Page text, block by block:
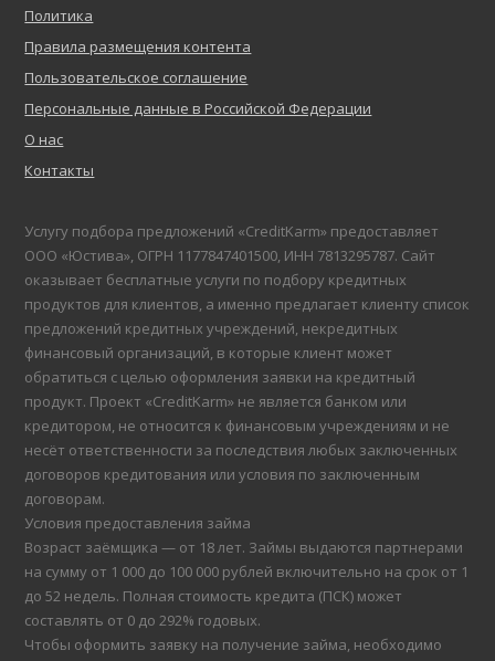
Политика
Правила размещения контента
Пользовательское соглашение
Персональные данные в Российской Федерации
О нас
Контакты
Услугу подбора предложений «CreditKarm» предоставляет
ООО «Юстива», ОГРН 1177847401500, ИНН 7813295787. Сайт
оказывает бесплатные услуги по подбору кредитных
продуктов для клиентов, а именно предлагает клиенту список
предложений кредитных учреждений, некредитных
финансовый организаций, в которые клиент может
обратиться с целью оформления заявки на кредитный
продукт. Проект «CreditKarm» не является банком или
кредитором, не относится к финансовым учреждениям и не
несёт ответственности за последствия любых заключенных
договоров кредитования или условия по заключенным
договорам.
Условия предоставления займа
Возраст заёмщика — от 18 лет. Займы выдаются партнерами
на сумму от 1 000 до 100 000 рублей включительно на срок от 1
до 52 недель. Полная стоимость кредита (ПСК) может
составлять от 0 до 292% годовых.
Чтобы оформить заявку на получение займа, необходимо